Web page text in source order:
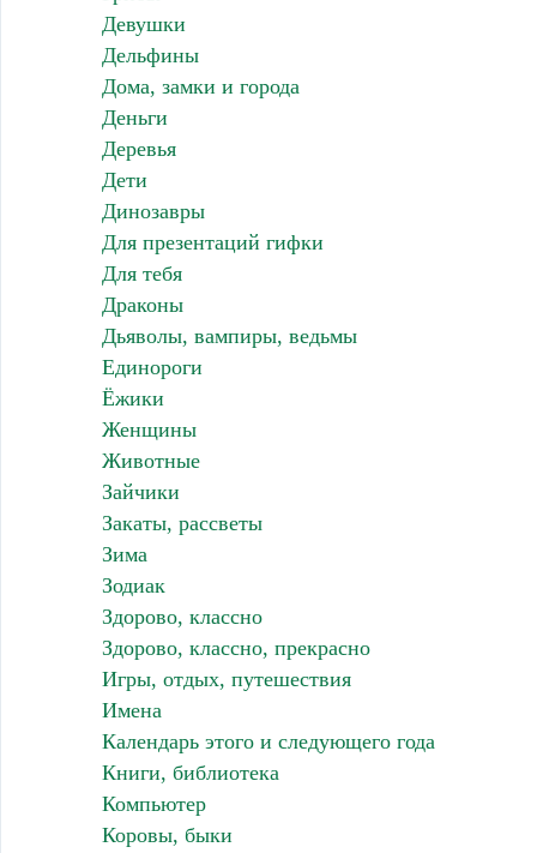
Девушки
Дельфины
Дома, замки и города
Деньги
Деревья
Дети
Динозавры
Для презентаций гифки
Для тебя
Драконы
Дьяволы, вампиры, ведьмы
Единороги
Ёжики
Женщины
Животные
Зайчики
Закаты, рассветы
Зима
Зодиак
Здорово, классно
Здорово, классно, прекрасно
Игры, отдых, путешествия
Имена
Календарь этого и следующего года
Книги, библиотека
Компьютер
Коровы, быки